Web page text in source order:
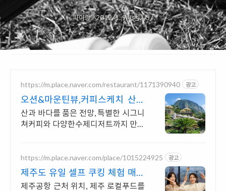
피아랑·2012. 1. 9· 0/
https://m.place.naver.com/restaurant/1171390940 광고
오션&마운틴뷰,커피스케치 산방
산과 용머리해안이 한눈에
산과 바다를 품은 전망, 특별한 시그니
쳐커피와 다양한수제디저트까지 만나
드브루.
https://m.place.naver.com/place/1015224925 광고
제주도 유일 셀프 쿠킹 체험 매일
반복되는 일상속추억만들기
제주공항 근처 위치, 제주 로컬푸드를